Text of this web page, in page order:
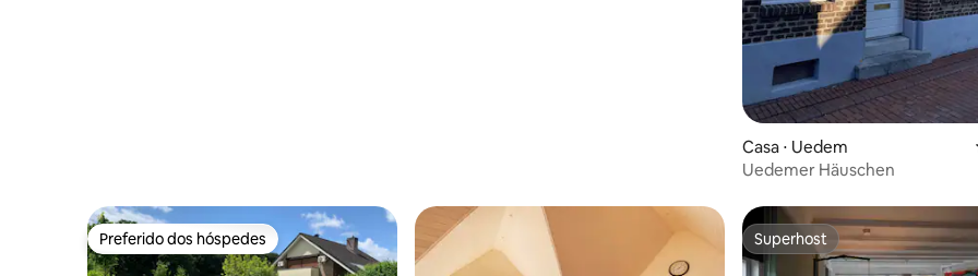
Casa ⋅ Uedem
Uedemer Häuschen
Preferido dos hóspedes
Preferido dos hóspedes Superhost
Superhost